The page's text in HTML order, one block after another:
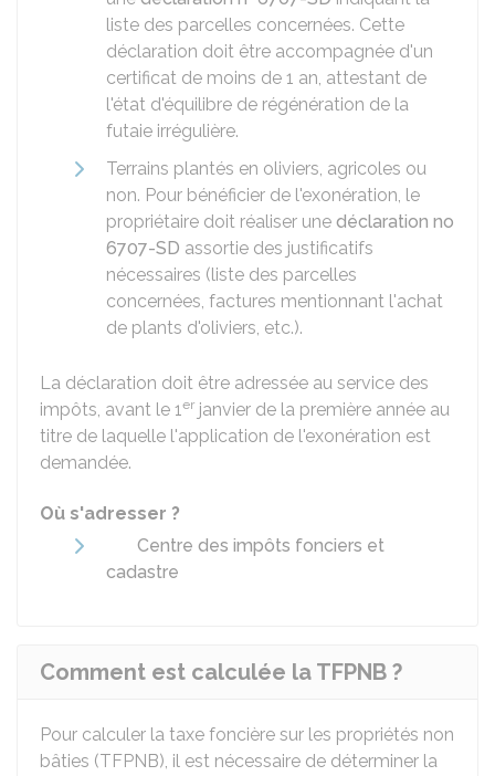
liste des parcelles concernées. Cette
déclaration doit être accompagnée d'un
certificat de moins de 1 an, attestant de
l'état d'équilibre de régénération de la
futaie irrégulière.
Terrains plantés en oliviers, agricoles ou
non. Pour bénéficier de l'exonération, le
propriétaire doit réaliser une déclaration no
6707-SD assortie des justificatifs
nécessaires (liste des parcelles
concernées, factures mentionnant l'achat
de plants d'oliviers, etc.).
La déclaration doit être adressée au service des
impôts, avant le 1er janvier de la première année au
titre de laquelle l'application de l'exonération est
demandée.
Où s'adresser ?
Centre des impôts fonciers et
cadastre
Comment est calculée la TFPNB ?
Pour calculer la taxe foncière sur les propriétés non
bâties (TFPNB), il est nécessaire de déterminer la